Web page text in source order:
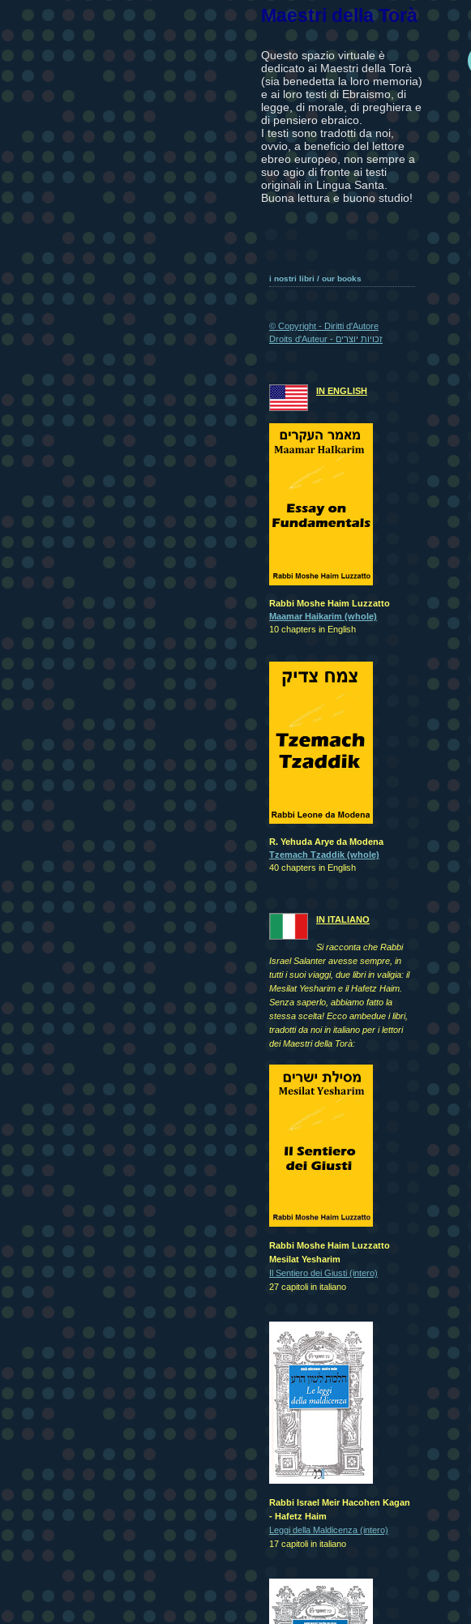
Maestri della Torà
Questo spazio virtuale è
dedicato ai Maestri della Torà
(sia benedetta la loro memoria)
e ai loro testi di Ebraismo, di
legge, di morale, di preghiera e
di pensiero ebraico.
I testi sono tradotti da noi,
ovvio, a beneficio del lettore
ebreo europeo, non sempre a
suo agio di fronte ai testi
originali in Lingua Santa.
Buona lettura e buono studio!
i nostri libri / our books
© Copyright - Diritti d'Autore
Droits d'Auteur - זכויות יוצרים
IN ENGLISH
Rabbi Moshe Haim Luzzatto
Maamar Haikarim (whole)
10 chapters in English
R. Yehuda Arye da Modena
Tzemach Tzaddik (whole)
40 chapters in English
IN ITALIANO
Si racconta che Rabbi
Israel Salanter avesse sempre, in
tutti i suoi viaggi, due libri in valigia: il
Mesilat Yesharim e il Hafetz Haim.
Senza saperlo, abbiamo fatto la
stessa scelta! Ecco ambedue i libri,
tradotti da noi in italiano per i lettori
dei Maestri della Torà:
Rabbi Moshe Haim Luzzatto
Mesilat Yesharim
Il Sentiero dei Giusti (intero)
27 capitoli in italiano
Rabbi Israel Meir Hacohen Kagan
- Hafetz Haim
Leggi della Maldicenza (intero)
17 capitoli in italiano